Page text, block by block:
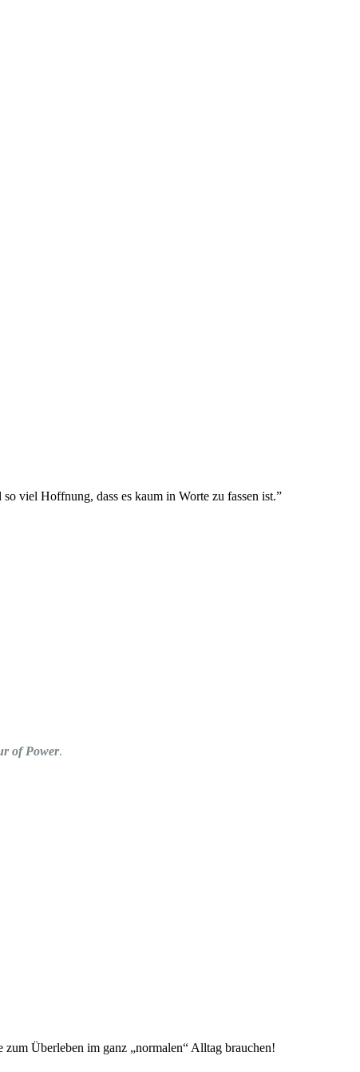
viel Hoffnung, dass es kaum in Worte zu fassen ist.”
of Power.
Überleben im ganz „normalen“ Alltag brauchen!